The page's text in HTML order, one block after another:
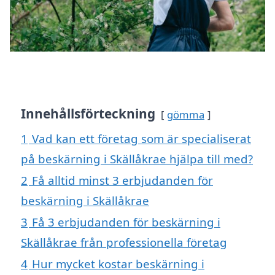
Innehållsförteckning gömma
1 Vad kan ett företag som är specialiserat
på beskärning i Skällåkrae hjälpa till med?
2 Få alltid minst 3 erbjudanden för
beskärning i Skällåkrae
3 Få 3 erbjudanden för beskärning i
Skällåkrae från professionella företag
4 Hur mycket kostar beskärning i